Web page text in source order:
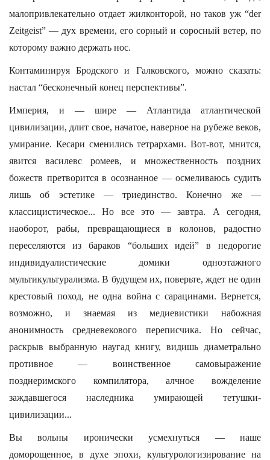
малопривлекательно отдает жилконторой, но таков уж “der
Zeitgeist” — дух времени, его сорный и соросный ветер, по
которому важно держать нос.
Контаминируя Бродского и Галковского, можно сказать:
настал “бесконечный конец перспективы”.
Империя, и — шире — Атлантида атлантической
цивилизации, длит свое, начатое, наверное на рубеже веков,
умирание. Кесари сменились тетрархами. Вот-вот, мнится,
явится василевс ромеев, и множественность поздних
божеств претворится в осознанное — осмеливаюсь судить
лишь об эстетике — триединство. Конечно же —
классицистическое... Но все это — завтра. А сегодня,
наоборот, рабы, превращающиеся в колонов, радостно
переселяются из бараков “больших идей” в недорогие
индивидуалистические домики одноэтажного
мультикультурализма. В будущем их, поверьте, ждет не один
крестовый поход, не одна война с сарацинами. Вернется,
возможно, и знаемая из медиевистики набожная
анонимность средневекового переписчика. Но сейчас,
раскрыв выбранную наугад книгу, видишь диаметрально
противное — воинственное самовыражение
позднеримского компилятора, алчное вожделение
заждавшегося наследника умирающей тетушки-
цивилизации...
Вы вольны иронически усмехнуться — наше
доморощенное, в духе эпохи, культурологизирование на